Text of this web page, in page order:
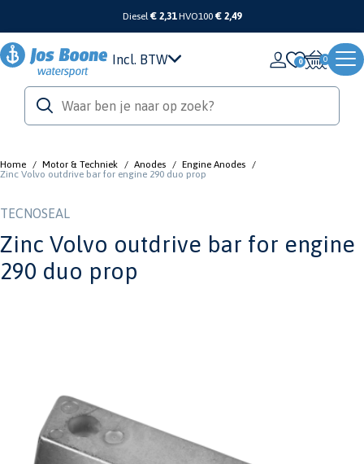
Diesel€ 2,31 HVO100 € 2,49
Incl. BTW 0
Home / Motor & Techniek / Anodes / Engine Anodes /
Zinc Volvo outdrive bar for engine 290 duo prop
TECNOSEAL
Zinc Volvo outdrive bar for engine
290 duo prop